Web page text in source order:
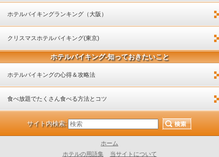
ホテルバイキングランキング（大阪）
クリスマスホテルバイキング(東京)
ホテルバイキング-知っておきたいこと
ホテルバイキングの心得＆攻略法
食べ放題でたくさん食べる方法とコツ
サイト内検索:
ホーム
ホテルの用語集
当サイトについて